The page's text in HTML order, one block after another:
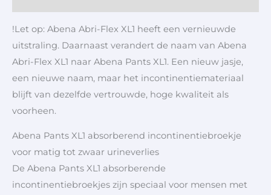
!Let op: Abena Abri-Flex XL1 heeft een vernieuwde
uitstraling. Daarnaast verandert de naam van Abena
Abri-Flex XL1 naar Abena Pants XL1. Een nieuw jasje,
een nieuwe naam, maar het incontinentiemateriaal
blijft van dezelfde vertrouwde, hoge kwaliteit als
voorheen.
Abena Pants XL1 absorberend incontinentiebroekje
voor matig tot zwaar urineverlies
De Abena Pants XL1 absorberende
incontinentiebroekjes zijn speciaal voor mensen met